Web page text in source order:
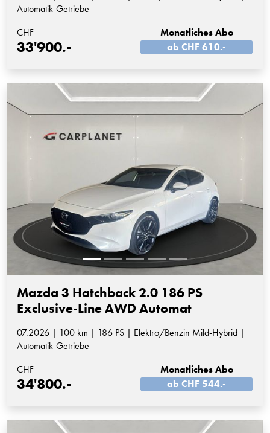
Automatik-Getriebe
CHF
33'900.-
Monatliches Abo
ab CHF 610.-
Mazda 3 Hatchback 2.0 186 PS
Exclusive-Line AWD Automat
07.2026 | 100 km | 186 PS | Elektro/Benzin Mild-Hybrid |
Automatik-Getriebe
CHF
34'800.-
Monatliches Abo
ab CHF 544.-